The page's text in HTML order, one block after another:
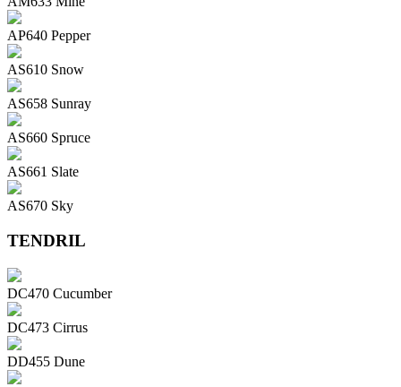
AP640 Pepper
AS610 Snow
AS658 Sunray
AS660 Spruce
AS661 Slate
AS670 Sky
TENDRIL
DC470 Cucumber
DC473 Cirrus
DD455 Dune